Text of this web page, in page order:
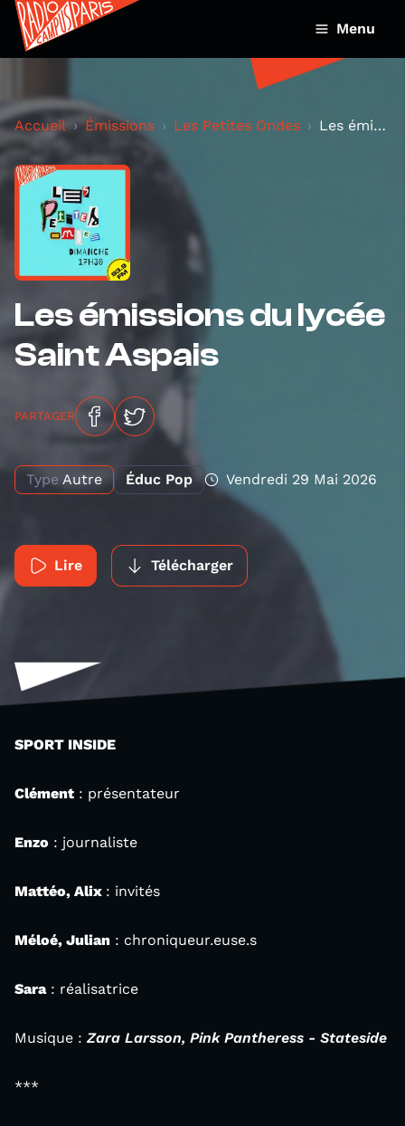
Menu
Accueil Émissions Les Petites Ondes Les émissions du lycée Saint Aspais
Les émissions du lycée
Saint Aspais
PARTAGER
Type Autre Éduc Pop Vendredi 29 Mai 2026
Lire Télécharger
SPORT INSIDE
Clément : présentateur
Enzo : journaliste
Mattéo, Alix : invités
Méloé, Julian : chroniqueur.euse.s
Sara: réalisatrice
Musique : Zara Larsson, Pink Pantheress - Stateside
***